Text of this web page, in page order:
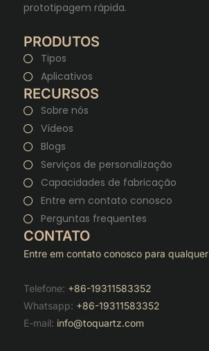
prototipagem rápida.
PRODUTOS
Tipos
Aplicativos
RECURSOS
Sobre nós
Vídeos
Blogs
Serviços de personalização
Capacidades de fabricação
Entre em contato conosco
Perguntas frequentes
CONTATO
Entre em contato conosco para
Telefone: +86-19311583352
Whatsapp: +86-19311583352
E-mail: info@toquartz.com